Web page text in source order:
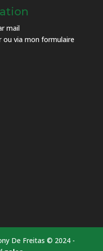
mail
ou via mon formulaire
De Freitas © 2024 -